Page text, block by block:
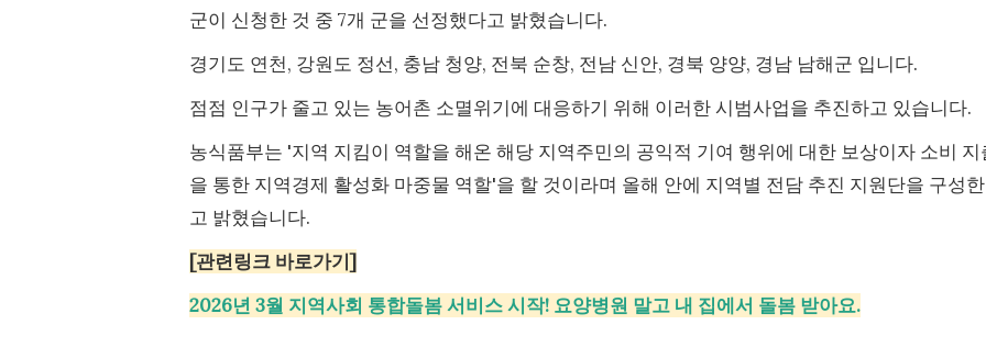
군이 신청한 것 중 7개 군을 선정했다고 밝혔습니다.
경기도 연천, 강원도 정선, 충남 청양, 전북 순창, 전남 신안, 경북 양양, 경남 남해군 입니다.
점점 인구가 줄고 있는 농어촌 소멸위기에 대응하기 위해 이러한 시범사업을 추진하고 있습니다.
농식품부는 '지역 지킴이 역할을 해온 해당 지역주민의 공익적 기여 행위에 대한 보상이자 소비 지
을 통한 지역경제 활성화 마중물 역할'을 할 것이라며 올해 안에 지역별 전담 추진 지원단을 구성
고 밝혔습니다.
[관련링크 바로가기]
2026년 3월 지역사회 통합돌봄 서비스 시작! 요양병원 말고 내 집에서 돌봄 받아요.